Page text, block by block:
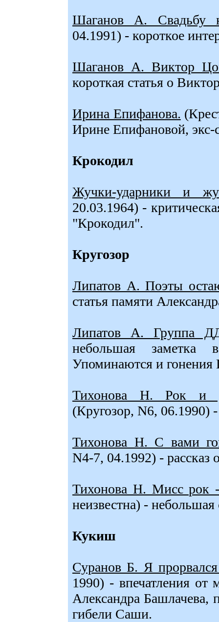
Шаганов А. Свадьбу
04.1991) - короткое
Шаганов А. Виктор
короткая статья о
Ирина Епифанова.
Ирине Епифановой,
Крокодил
Жучки-ударники и
20.03.1964) -
"Крокодил".
Кругозор
Липатов А. Поэты
статья памяти
Липатов А. Группа
небольшая
Упоминаются и
Тихонова Н. Рок и
(Кругозор, N6,
Тихонова Н. С вами
N4-7, 04.1992) -
Тихонова Н. Мисс рок
неизвестна) -
Кукиш
Суранов Б. Я
1990) - впечатления от
Александра Башлачева,
гибели Саши.